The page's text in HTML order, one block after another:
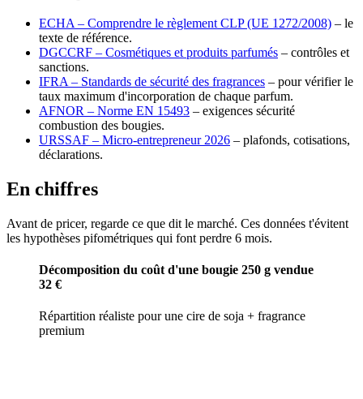
ECHA – Comprendre le règlement CLP (UE 1272/2008) – le
texte de référence.
DGCCRF – Cosmétiques et produits parfumés – contrôles et
sanctions.
IFRA – Standards de sécurité des fragrances – pour vérifier le
taux maximum d'incorporation de chaque parfum.
AFNOR – Norme EN 15493 – exigences sécurité
combustion des bougies.
URSSAF – Micro-entrepreneur 2026 – plafonds, cotisations,
déclarations.
En chiffres
Avant de pricer, regarde ce que dit le marché. Ces données t'évitent
les hypothèses pifométriques qui font perdre 6 mois.
Décomposition du coût d'une bougie 250 g vendue
32 €
Répartition réaliste pour une cire de soja + fragrance
premium